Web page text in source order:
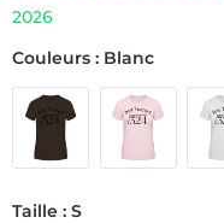
2026
Couleurs : Blanc
Taille : S